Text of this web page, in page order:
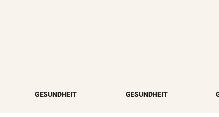
GESUNDHEIT GESUNDHEIT